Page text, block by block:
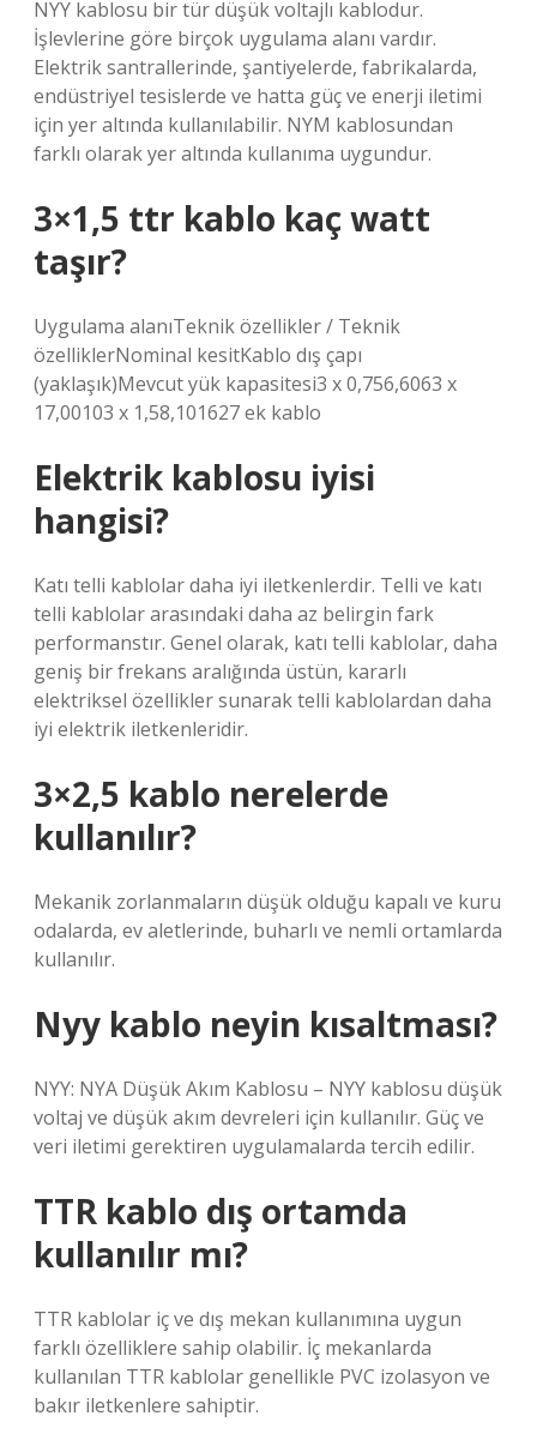
NYY kablosu bir tür düşük voltajlı kablodur.
İşlevlerine göre birçok uygulama alanı vardır.
Elektrik santrallerinde, şantiyelerde, fabrikalarda,
endüstriyel tesislerde ve hatta güç ve enerji iletimi
için yer altında kullanılabilir. NYM kablosundan
farklı olarak yer altında kullanıma uygundur.
3×1,5 ttr kablo kaç watt
taşır?
Uygulama alanıTeknik özellikler / Teknik
özelliklerNominal kesitKablo dış çapı
(yaklaşık)Mevcut yük kapasitesi3 x 0,756,6063 x
17,00103 x 1,58,101627 ek kablo
Elektrik kablosu iyisi
hangisi?
Katı telli kablolar daha iyi iletkenlerdir. Telli ve katı
telli kablolar arasındaki daha az belirgin fark
performanstır. Genel olarak, katı telli kablolar, daha
geniş bir frekans aralığında üstün, kararlı
elektriksel özellikler sunarak telli kablolardan daha
iyi elektrik iletkenleridir.
3×2,5 kablo nerelerde
kullanılır?
Mekanik zorlanmaların düşük olduğu kapalı ve kuru
odalarda, ev aletlerinde, buharlı ve nemli ortamlarda
kullanılır.
Nyy kablo neyin kısaltması?
NYY: NYA Düşük Akım Kablosu – NYY kablosu düşük
voltaj ve düşük akım devreleri için kullanılır. Güç ve
veri iletimi gerektiren uygulamalarda tercih edilir.
TTR kablo dış ortamda
kullanılır mı?
TTR kablolar iç ve dış mekan kullanımına uygun
farklı özelliklere sahip olabilir. İç mekanlarda
kullanılan TTR kablolar genellikle PVC izolasyon ve
bakır iletkenlere sahiptir.